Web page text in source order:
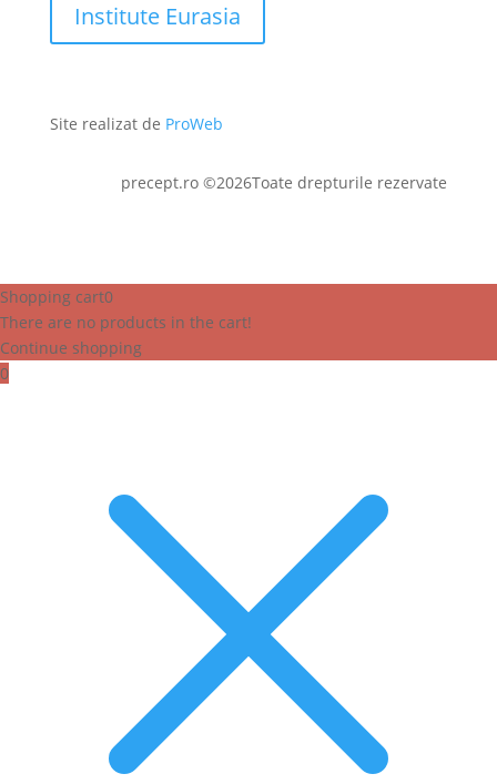
Institute Eurasia
Site realizat de ProWeb
precept.ro ©2026Toate drepturile rezervate
Shopping cart0
There are no products in the cart!
Continue shopping
0